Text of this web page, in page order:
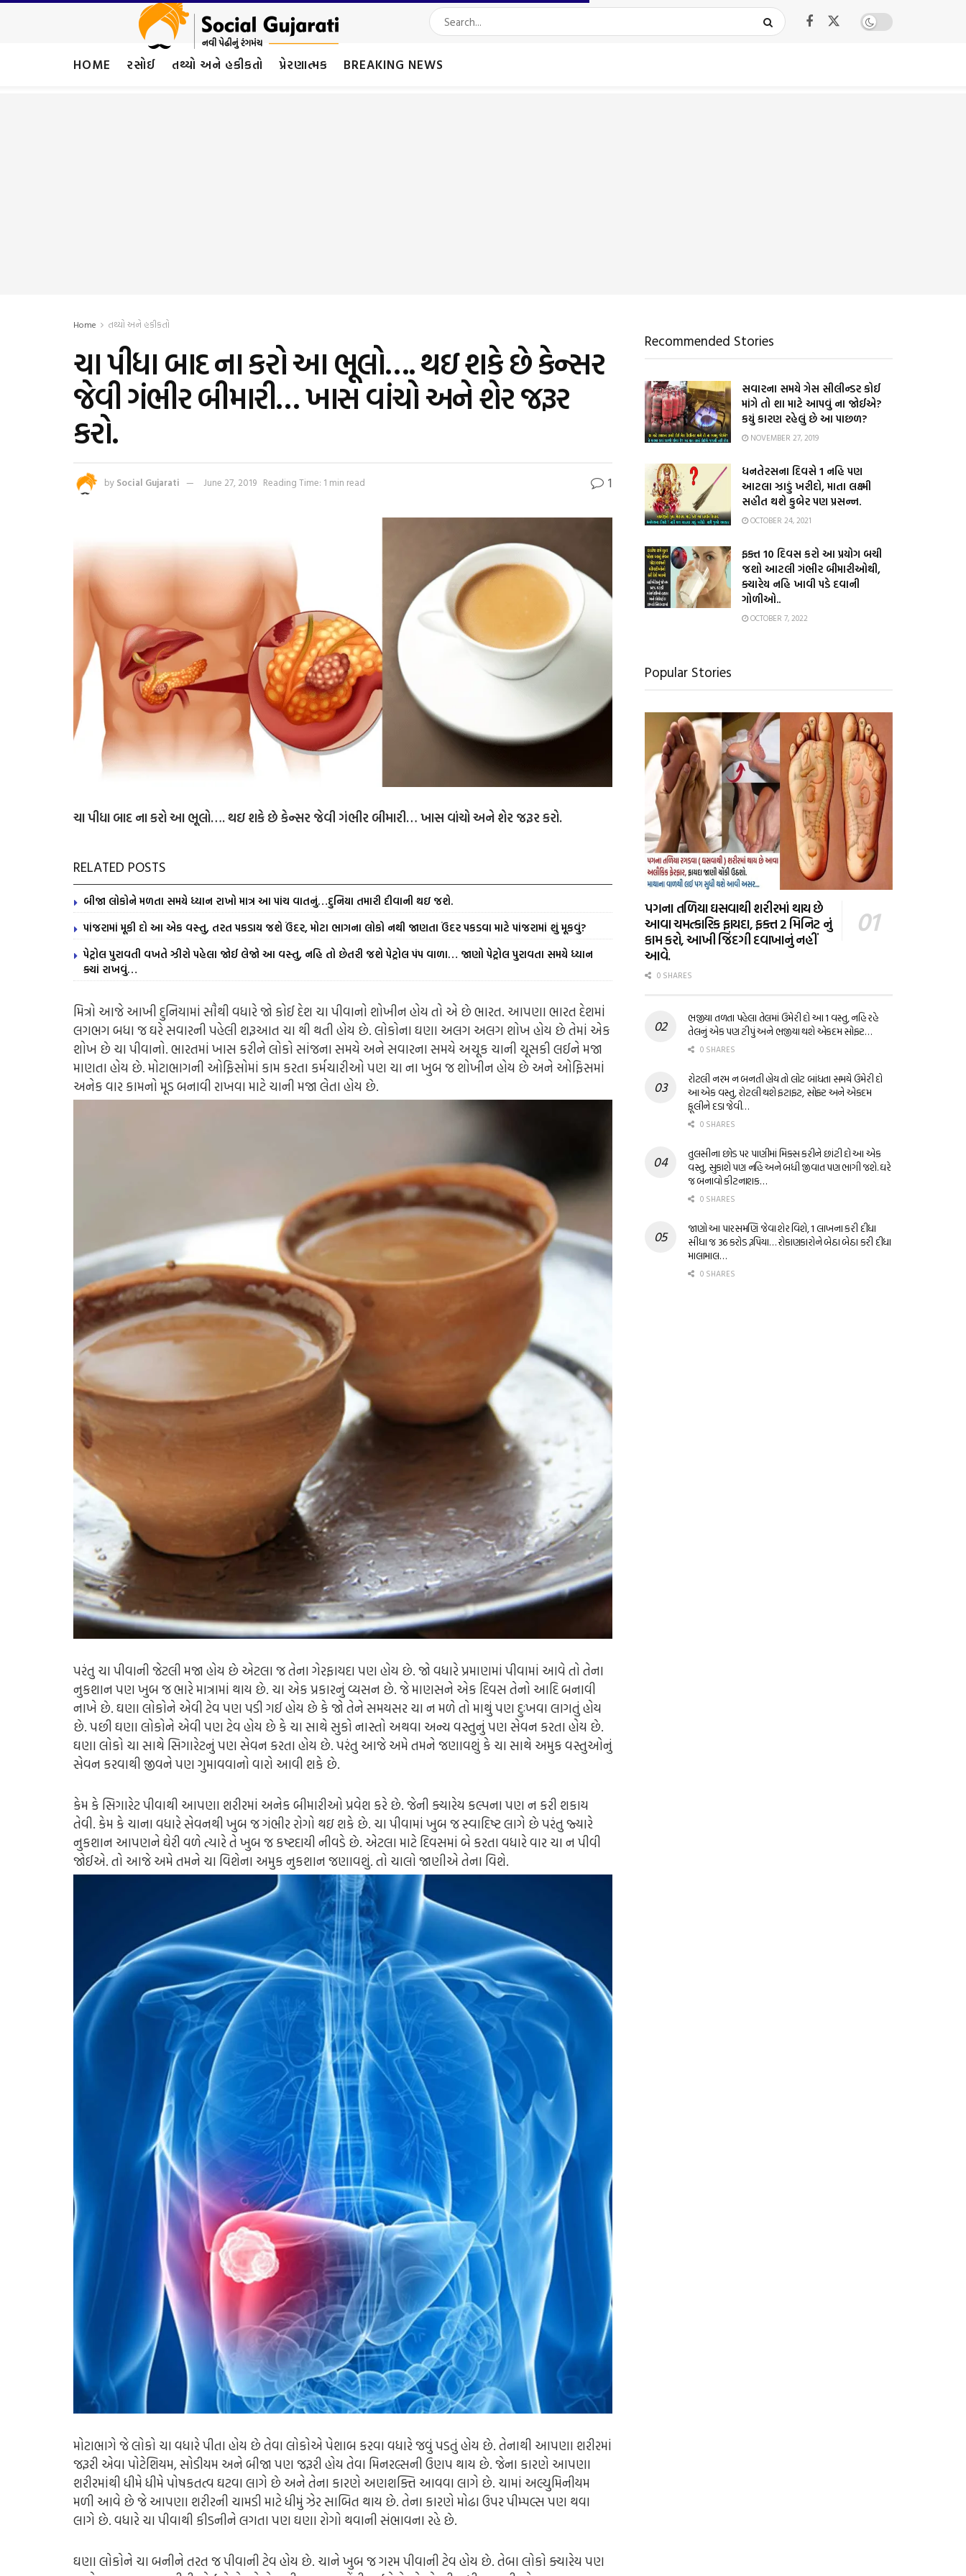
HOME રસોઈ તથ્યો અને હકીકતો પ્રેરણાત્મક BREAKING NEWS
Home તથ્યો અને હકીકતો
ચા પીધા બાદ ના કરો આ ભૂલો…. થઇ શકે છે કેન્સર
જેવી ગંભીર બીમારી… ખાસ વાંચો અને શેર જરૂર
કરો.
by Social Gujarati June 27, 2019 Reading Time: 1 min read 1
ચા પીધા બાદ ના કરો આ ભૂલો…. થઇ શકે છે કેન્સર જેવી ગંભીર બીમારી… ખાસ વાંચો અને શેર જરૂર કરો.
RELATED POSTS
બીજા લોકોને મળતા સમયે ધ્યાન રાખો માત્ર આ પાંચ વાતનું…દુનિયા તમારી દીવાની થઇ જશે.
પાંજરામાં મૂકી દો આ એક વસ્તુ, તરત પકડાય જશે ઉંદર, મોટા ભાગના લોકો નથી જાણતા ઉંદર પકડવા માટે પાંજરામાં શું મૂકવું?
પેટ્રોલ પુરાવતી વખતે ઝીરો પહેલા જોઈ લેજો આ વસ્તુ, નહિ તો છેતરી જશે પેટ્રોલ પંપ વાળા… જાણો પેટ્રોલ પુરાવતા સમયે ધ્યાન
ક્યાં રાખવું…
મિત્રો આજે આખી દુનિયામાં સૌથી વધારે જો કોઈ દેશ ચા પીવાનો શોખીન હોય તો એ છે ભારત. આપણા ભારત દેશમાં
લગભગ બધા જ ઘરે સવારની પહેલી શરૂઆત ચા થી થતી હોય છે. લોકોના ઘણા અલગ અલગ શોખ હોય છે તેમાં એક
શોખ છે ચા પીવાનો. ભારતમાં ખાસ કરીને લોકો સાંજના સમયે અને સવારના સમયે અચૂક ચાની ચૂસકી લઈને મજા
માણતા હોય છે. મોટાભાગની ઓફિસોમાં કામ કરતા કર્મચારીઓ પણ ચા ના ખુબ જ શોખીન હોય છે અને ઓફિસમાં
અનેક વાર કામનો મૂડ બનાવી રાખવા માટે ચાની મજા લેતા હોય છે.
પરંતુ ચા પીવાની જેટલી મજા હોય છે એટલા જ તેના ગેરફાયદા પણ હોય છે. જો વધારે પ્રમાણમાં પીવામાં આવે તો તેના
નુકશાન પણ ખુબ જ ભારે માત્રામાં થાય છે. ચા એક પ્રકારનું વ્યસન છે. જે માણસને એક દિવસ તેનો આદિ બનાવી
નાખે છે. ઘણા લોકોને એવી ટેવ પણ પડી ગઈ હોય છે કે જો તેને સમયસર ચા ન મળે તો માથું પણ દુઃખવા લાગતું હોય
છે. પછી ઘણા લોકોને એવી પણ ટેવ હોય છે કે ચા સાથે સુકો નાસ્તો અથવા અન્ય વસ્તુનું પણ સેવન કરતા હોય છે.
ઘણા લોકો ચા સાથે સિગારેટનું પણ સેવન કરતા હોય છે. પરંતુ આજે અમે તમને જણાવશું કે ચા સાથે અમુક વસ્તુઓનું
સેવન કરવાથી જીવને પણ ગુમાવવાનો વારો આવી શકે છે.
કેમ કે સિગારેટ પીવાથી આપણા શરીરમાં અનેક બીમારીઓ પ્રવેશ કરે છે. જેની ક્યારેય કલ્પના પણ ન કરી શકાય
તેવી. કેમ કે ચાના વધારે સેવનથી ખુબ જ ગંભીર રોગો થઇ શકે છે. ચા પીવામાં ખુબ જ સ્વાદિષ્ટ લાગે છે પરંતુ જ્યારે
નુકશાન આપણને ઘેરી વળે ત્યારે તે ખુબ જ કષ્ટદાયી નીવડે છે. એટલા માટે દિવસમાં બે કરતા વધારે વાર ચા ન પીવી
જોઈએ. તો આજે અમે તમને ચા વિશેના અમુક નુકશાન જણાવશું. તો ચાલો જાણીએ તેના વિશે.
મોટાભાગે જે લોકો ચા વધારે પીતા હોય છે તેવા લોકોએ પેશાબ કરવા વધારે જવું પડતું હોય છે. તેનાથી આપણા શરીરમાં
જરૂરી એવા પોટેશિયમ, સોડીયમ અને બીજા પણ જરૂરી હોય તેવા મિનરલ્સની ઉણપ થાય છે. જેના કારણે આપણા
શરીરમાંથી ધીમે ધીમે પોષકતત્વ ઘટવા લાગે છે અને તેના કારણે અણશક્તિ આવવા લાગે છે. ચામાં અલ્યુમિનીયમ
મળી આવે છે જે આપણા શરીરની ચામડી માટે ધીમું ઝેર સાબિત થાય છે. તેના કારણે મોઢા ઉપર પીમ્પલ્સ પણ થવા
લાગે છે. વધારે ચા પીવાથી કીડનીને લગતા પણ ઘણા રોગો થવાની સંભાવના રહે છે.
ઘણા લોકોને ચા બનીને તરત જ પીવાની ટેવ હોય છે. ચાને ખુબ જ ગરમ પીવાની ટેવ હોય છે. તેબા લોકો ક્યારેય પણ
Recommended Stories
સવારના સમયે ગેસ સીલીન્ડર કોઈ
માંગે તો શા માટે આપવું ના જોઈએ?
કયું કારણ રહેલું છે આ પાછળ?
NOVEMBER 27, 2019
ધનતેરસના દિવસે 1 નહિ પણ
આટલા ઝાડું ખરીદો, માતા લક્ષ્મી
સહીત થશે કુબેર પણ પ્રસન્ન.
OCTOBER 24, 2021
ફક્ત 10 દિવસ કરો આ પ્રયોગ બચી
જશો આટલી ગંભીર બીમારીઓથી,
ક્યારેય નહિ ખાવી પડે દવાની
ગોળીઓ..
OCTOBER 7, 2022
Popular Stories
પગના તળિયા ઘસવાથી શરીરમાં થાય છે
આવા ચમત્કારિક ફાયદા, ફક્ત 2 મિનિટ નું
કામ કરો, આખી જિંદગી દવાખાનું નહીં
આવે.
0 SHARES
ભજીયા તળતા પહેલા તેલમાં ઉમેરી દો આ 1 વસ્તુ, નહિ રહે
તેલનું એક પણ ટીપું અને ભજીયા થશે એકદમ સોફ્ટ…
0 SHARES
રોટલી નરમ ન બનતી હોય તો લોટ બાંધતા સમયે ઉમેરી દો
આ એક વસ્તુ, રોટલી થશે ફટાફટ, સોફ્ટ અને એકદમ
ફૂલીને દડા જેવી…
0 SHARES
તુલસીના છોડ પર પાણીમાં મિક્સ કરીને છાંટી દો આ એક
વસ્તુ, સુકાશે પણ નહિ અને બધી જીવાત પણ ભાગી જશે. ઘરે
જ બનાવો કીટનાશક…
0 SHARES
જાણો આ પારસમણિ જેવા શેર વિશે, 1 લાખના કરી દીધા
સીધા જ 36 કરોડ રૂપિયા… રોકાણકારોને બેઠા બેઠા કરી દીધા
માલામાલ…
0 SHARES